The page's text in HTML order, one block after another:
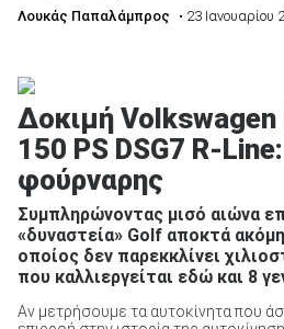
Λουκάς Παπαλάμπρος • 23 Ιανουαρίου
Δοκιμή Volkswagen
150 PS DSG7 R-
φούρναρης
Συμπληρώνοντας μισό αιώνα
«δυναστεία» Golf αποκτά
οποίος δεν παρεκκλίνει
που καλλιεργείται εδώ και 8
Αν μετρήσουμε τα αυτοκίνητα που